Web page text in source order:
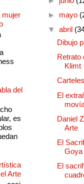
mujer
del
es
Arte
► mayo
▼ abril
Dibujo
Retrato
Klimt
El
Daniel
Arte
El
Goya
El